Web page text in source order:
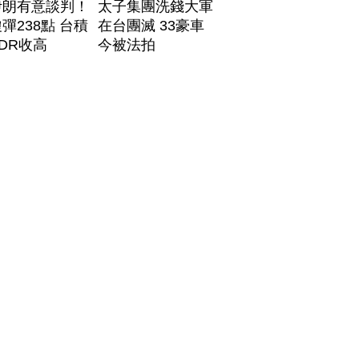
有意談判！
238點 台積
收高
太子集團洗錢大軍
在台團滅 33豪車
今被法拍